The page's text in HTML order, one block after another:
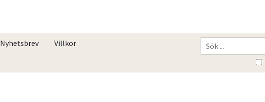
Nyhetsbrev Villkor